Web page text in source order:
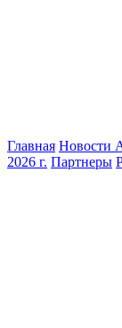
Главная Новости
2026 г. Партнеры